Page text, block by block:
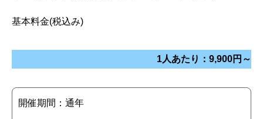
基本料金(税込み)
1人あたり：9,900円～
開催期間：通年